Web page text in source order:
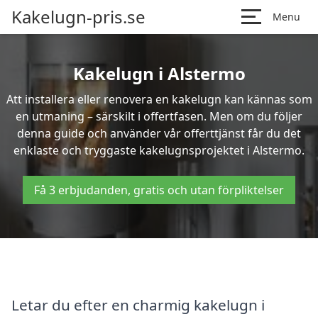
Kakelugn-pris.se Menu
Kakelugn i Alstermo
Att installera eller renovera en kakelugn kan kännas som
en utmaning – särskilt i offertfasen. Men om du följer
denna guide och använder vår offerttjänst får du det
enklaste och tryggaste kakelugnsprojektet i Alstermo.
Få 3 erbjudanden, gratis och utan förpliktelser
Letar du efter en charmig kakelugn i